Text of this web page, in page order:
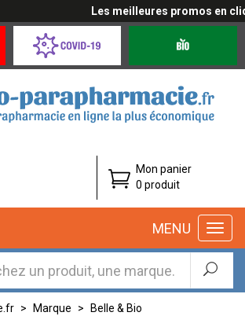
Les meilleures promos en
Coronavirus
Mon panier
0 produit
MENU
Marque
Belle & Bio